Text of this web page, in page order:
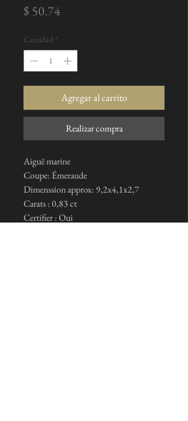
$ 50.74Precio
Cantidad *
Agregar al carrito
Realizar compra
Aiguë marine
Coupe: Émeraude
Dimenssion approx: 9,2x4,1x2,7
Carats : 0,83 ct
Certifier : Oui